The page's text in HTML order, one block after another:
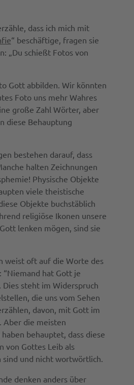
dass ich mich mit
“ beschäftige, fragen sie
„Du schießt Fotos von
Gott abbilden. Wir könnten
Foto uns mehr Wahres
große Zahl Wörter, aber
diese Behauptung
bestehen darauf, dass
halten Zeichnungen
Physische Objekte
viele theistische
Objekte buchstäblich
religiöse Ikonen unsere
lenken mögen, sind sie
weist oft auf die Worte des
“Niemand hat Gott je
Dies steht im Widerspruch
die uns vom Sehen
davon, mit Gott im
Aber die meisten
behauptet, dass diese
von Gottes Leib als
und nicht wortwörtlich.
denken anders über